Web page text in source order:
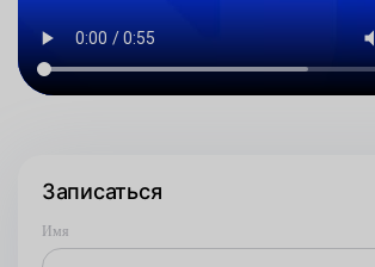
Записаться
Имя